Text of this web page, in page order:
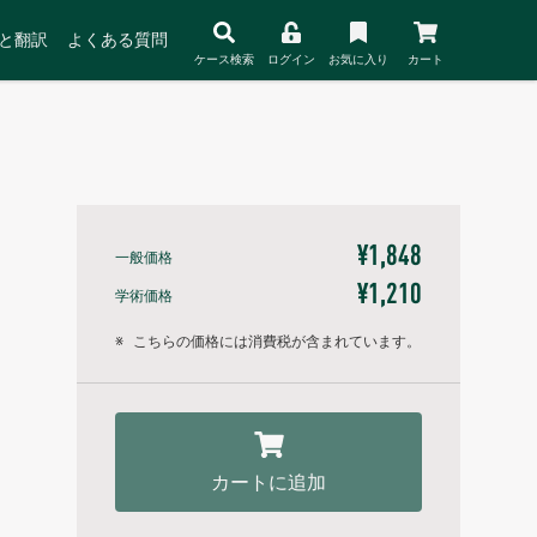
翻訳 よくある質問
ケース検索 ログイン お気に入り カート
一般価格 ¥1,848
学術価格 ¥1,210
※ こちらの価格には消費税が含まれています。
カートに追加